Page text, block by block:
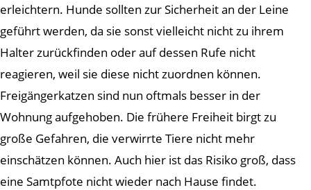
erleichtern. Hunde sollten zur Sicherheit an der Leine
geführt werden, da sie sonst vielleicht nicht zu ihrem
Halter zurückfinden oder auf dessen Rufe nicht
reagieren, weil sie diese nicht zuordnen können.
Freigängerkatzen sind nun oftmals besser in der
Wohnung aufgehoben. Die frühere Freiheit birgt zu
große Gefahren, die verwirrte Tiere nicht mehr
einschätzen können. Auch hier ist das Risiko groß, dass
eine Samtpfote nicht wieder nach Hause findet.